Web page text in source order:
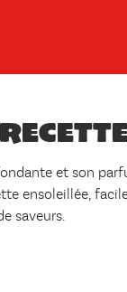
et son
ensoleillée,
saveurs.